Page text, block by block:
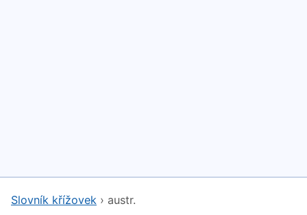
Slovník křížovek › austr.